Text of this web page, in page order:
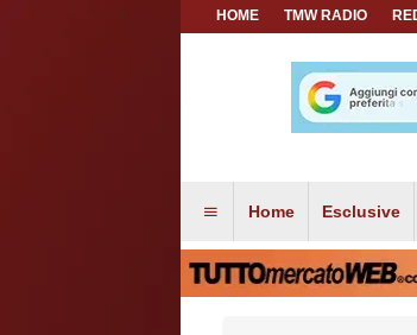
HOME TMW RADIO
Home Esclusive